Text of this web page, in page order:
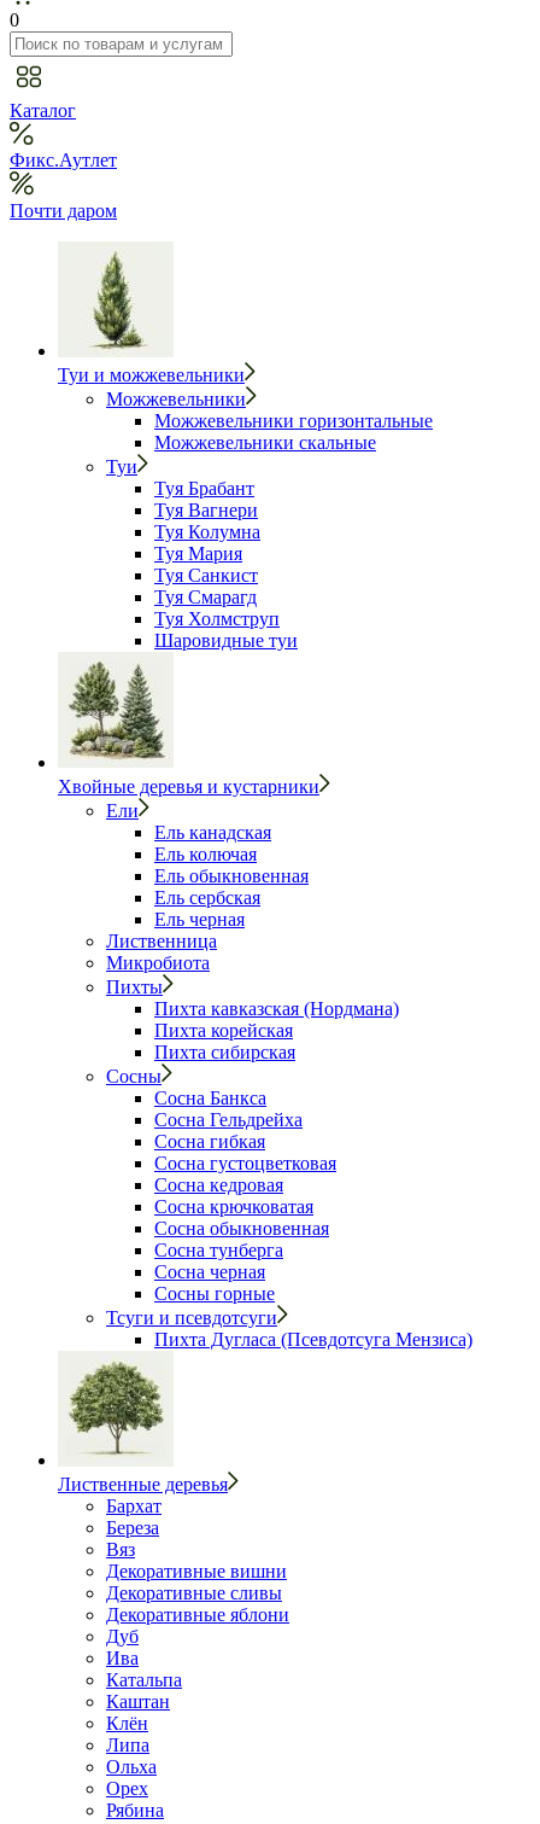
0
Каталог
Фикс.Аутлет
Почти даром
Туи и можжевельники
Можжевельники
Можжевельники горизонтальные
Можжевельники скальные
Туи
Туя Брабант
Туя Вагнери
Туя Колумна
Туя Мария
Туя Санкист
Туя Смарагд
Туя Холмструп
Шаровидные туи
Хвойные деревья и кустарники
Ели
Ель канадская
Ель колючая
Ель обыкновенная
Ель сербская
Ель черная
Лиственница
Микробиота
Пихты
Пихта кавказская (Нордмана)
Пихта корейская
Пихта сибирская
Сосны
Сосна Банкса
Сосна Гельдрейха
Сосна гибкая
Сосна густоцветковая
Сосна кедровая
Сосна крючковатая
Сосна обыкновенная
Сосна тунберга
Сосна черная
Сосны горные
Тсуги и псевдотсуги
Пихта Дугласа (Псевдотсуга Мензиса)
Лиственные деревья
Бархат
Береза
Вяз
Декоративные вишни
Декоративные сливы
Декоративные яблони
Дуб
Ива
Катальпа
Каштан
Клён
Липа
Ольха
Орех
Рябина